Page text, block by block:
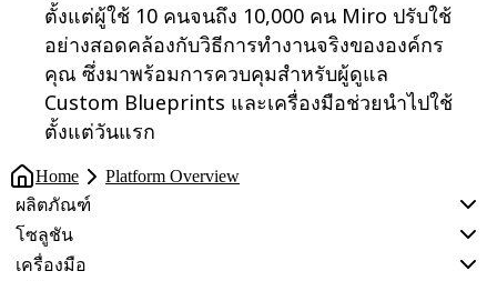
พันธมิตรด้านโซลูชัน
ราคา
ตั้งแต่ผู้ใช้ 10 คนจนถึง 10,000 คน Miro ปรับใช้
อย่างสอดคล้องกับวิธีการทำงานจริงขององค์กร
คุณ ซึ่งมาพร้อมการควบคุมสำหรับผู้ดูแล
Custom Blueprints และเครื่องมือช่วยนำไปใช้
ตั้งแต่วันแรก
Home Platform Overview
ผลิตภัณฑ์
โซลูชัน
เครื่องมือ